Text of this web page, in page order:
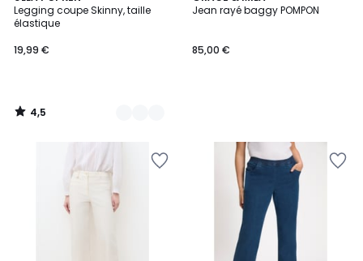
Legging coupe Skinny, taille
élastique
19,99 €
/ 5
Couleurs
4,5
/
Jean rayé baggy POMPON
85,00 €